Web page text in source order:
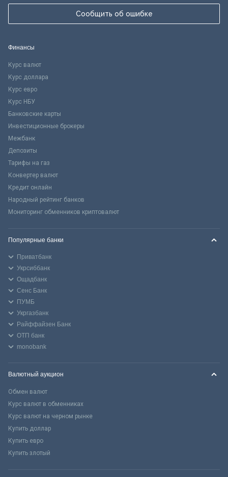
Сообщить об ошибке
Финансы
Курс валют
Курс доллара
Курс евро
Курс НБУ
Банковские карты
Инвестиционные брокеры
Межбанк
Депозиты
Тарифы на газ
Конвертер валют
Кредит онлайн
Народный рейтинг банков
Мониторинг обменников криптовалют
Популярные банки
Приватбанк
Укрсиббанк
Ощадбанк
Сенс Банк
ПУМБ
Укргазбанк
Райффайзен Банк
ОТП банк
monobank
Валютный аукцион
Обмен валют
Курс валют в обменниках
Курс валют на черном рынке
Купить доллар
Купить евро
Купить злотый